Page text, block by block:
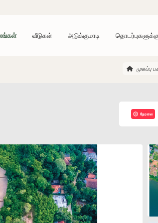
வீடுகள் அடுக்குமாடி
முகப்பு
நேரலை